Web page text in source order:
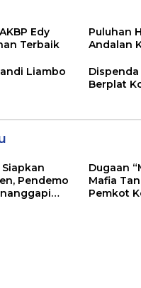
Edy
Terbaik
Puluhan
Andalan
Liambo
Berplat
Siapkan
Pendemo
Dugaan
Mafia
Pemkot